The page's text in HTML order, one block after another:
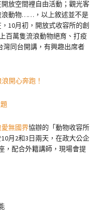
放空間裡自由活動；觀光客
浪動物……，以上敘述並不是
10月初，開放式收容所的創
百萬隻流浪動物絕育、打疫
灣同台開講，有興趣出席者
開心奔跑！
愛無國界協辦的「動物收容所
月2和3日兩天，在政大公企
，配合外籍講師，現場會提